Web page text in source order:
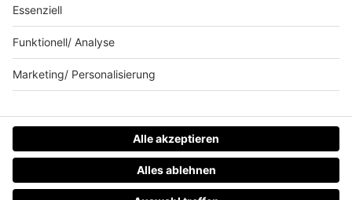
© barba radio. Ein Baby von Barbara Schöneberger und
REGIOCAST.